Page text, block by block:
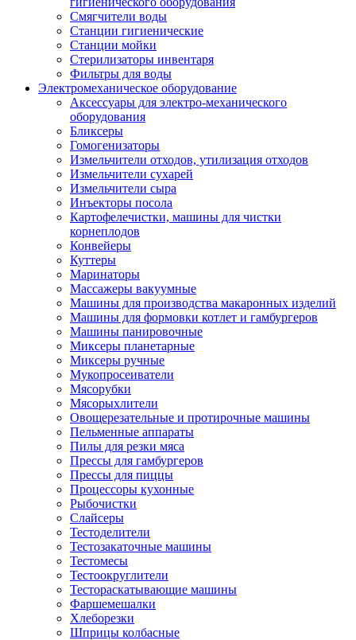
Смягчители воды
Станции гигиенические
Станции мойки
Стерилизаторы инвентаря
Фильтры для воды
Электромеханическое оборудование
Аксессуары для электро-механического
оборудования
Бликсеры
Гомогенизаторы
Измельчители отходов, утилизация отходов
Измельчители сухарей
Измельчители сыра
Инъекторы посола
Картофелечистки, машины для чистки
корнеплодов
Конвейеры
Куттеры
Маринаторы
Массажеры вакуумные
Машины для производства макаронных изделий
Машины для формовки котлет и гамбургеров
Машины панировочные
Миксеры планетарные
Миксеры ручные
Мукопросеиватели
Мясорубки
Мясорыхлители
Овощерезательные и протирочные машины
Пельменные аппараты
Пилы для резки мяса
Прессы для гамбургеров
Прессы для пиццы
Процессоры кухонные
Рыбочистки
Слайсеры
Тестоделители
Тестозакаточные машины
Тестомесы
Тестоокруглители
Тестораскатывающие машины
Фаршемешалки
Хлеборезки
Шприцы колбасные